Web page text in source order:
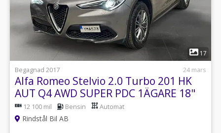
1
17
Begagnad 2017
24 mars
Alfa Romeo Stelvio 2.0 Turbo 201 HK
AUT Q4 AWD SUPER PDC 1ÄGARE 18"
12 100 mil Bensin Automat
Rindstål Bil AB